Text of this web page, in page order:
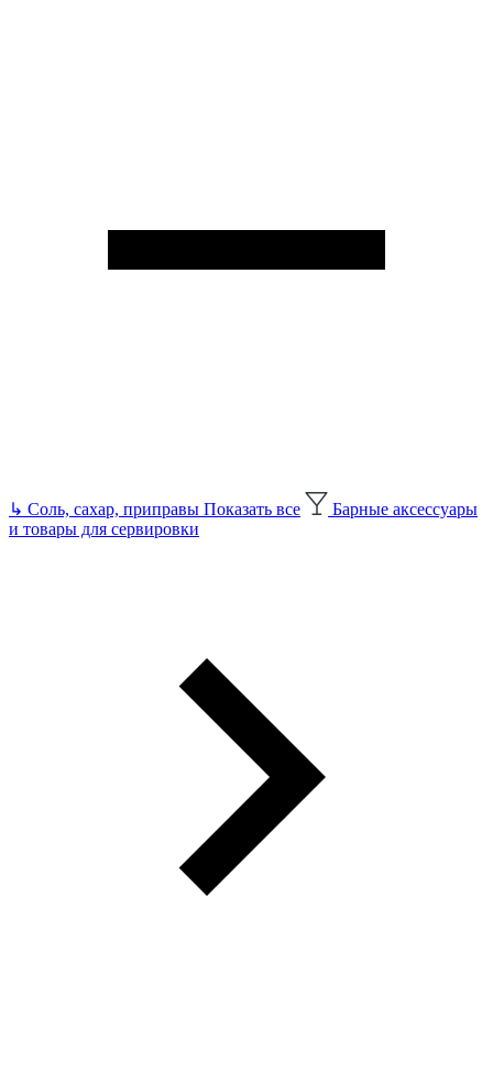
↳ Соль, сахар, приправы Показать все
Барные аксессуары
и товары для сервировки